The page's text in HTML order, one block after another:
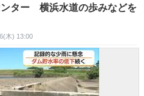
ンター 横浜水道の歩みなどを
木) 13:00